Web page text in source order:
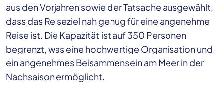
aus den Vorjahren sowie der Tatsache ausgewählt,
dass das Reiseziel nah genug für eine angenehme
Reise ist. Die Kapazität ist auf 350 Personen
begrenzt, was eine hochwertige Organisation und
ein angenehmes Beisammensein am Meer in der
Nachsaison ermöglicht.